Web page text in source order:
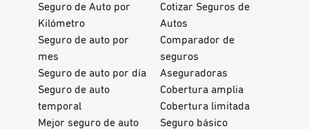
Seguro de Auto por
Kilómetro
Seguro de auto por
mes
Seguro de auto por día
Seguro de auto
temporal
Mejor seguro de auto
Cotizar Seguros de
Autos
Comparador de
seguros
Aseguradoras
Cobertura amplia
Cobertura limitada
Seguro básico